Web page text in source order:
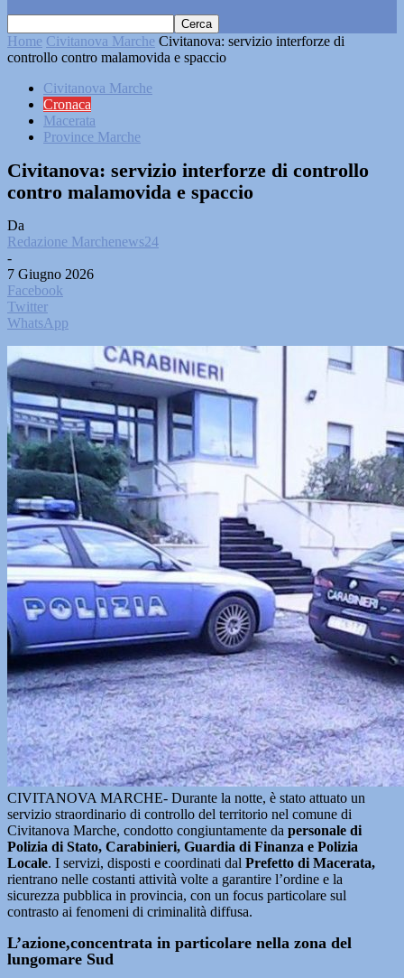
Home Civitanova Marche Civitanova: servizio interforze di
controllo contro malamovida e spaccio
Civitanova Marche
Cronaca
Macerata
Province Marche
Civitanova: servizio interforze di controllo
contro malamovida e spaccio
Da
Redazione Marchenews24
-
7 Giugno 2026
Facebook
Twitter
WhatsApp
CIVITANOVA MARCHE- Durante la notte, è stato attuato un
servizio straordinario di controllo del territorio nel comune di
Civitanova Marche, condotto congiuntamente da personale di
Polizia di Stato, Carabinieri, Guardia di Finanza e Polizia
Locale. I servizi, disposti e coordinati dal Prefetto di Macerata,
rientrano nelle costanti attività volte a garantire l’ordine e la
sicurezza pubblica in provincia, con un focus particolare sul
contrasto ai fenomeni di criminalità diffusa.
L’azione,concentrata in particolare nella zona del
lungomare Sud